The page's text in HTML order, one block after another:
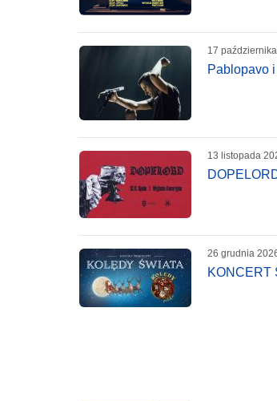
17
Pablopavo
13 listopada
26 grudnia
KONCERT